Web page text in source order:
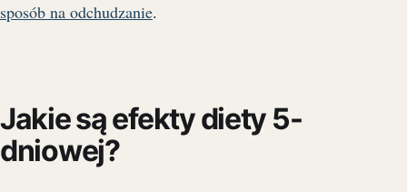
sposób na odchudzanie.
Jakie są efekty diety 5-
dniowej?